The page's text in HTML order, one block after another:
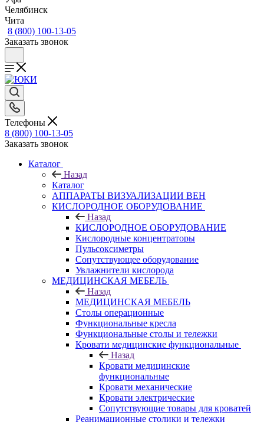
Челябинск
Чита
8 (800) 100-13-05
Заказать звонок
Телефоны
8 (800) 100-13-05
Заказать звонок
Каталог
Назад
Каталог
АППАРАТЫ ВИЗУАЛИЗАЦИИ ВЕН
КИСЛОРОДНОЕ ОБОРУДОВАНИЕ
Назад
КИСЛОРОДНОЕ ОБОРУДОВАНИЕ
Кислородные концентраторы
Пульсоксиметры
Сопутствующее оборудование
Увлажнители кислорода
МЕДИЦИНСКАЯ МЕБЕЛЬ
Назад
МЕДИЦИНСКАЯ МЕБЕЛЬ
Столы операционные
Функциональные кресла
Функциональные столы и тележки
Кровати медицинские функциональные
Назад
Кровати медицинские
функциональные
Кровати механические
Кровати электрические
Сопутствующие товары для кроватей
Реанимационные столики и тележки